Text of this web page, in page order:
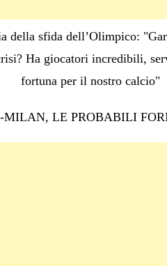
della sfida dell’Olimpico:
Ha giocatori incredibili,
fortuna per il nostro calcio"
MILAN, LE PROBABILI